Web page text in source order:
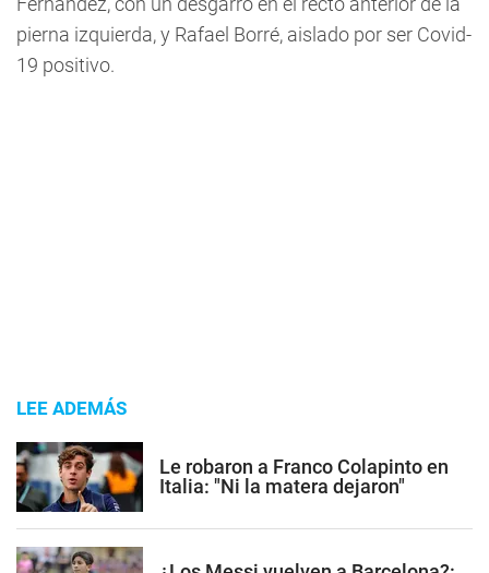
pierna izquierda, y Rafael Borré, aislado por ser Covid-
19 positivo.
LEE ADEMÁS
Le robaron a Franco Colapinto en
Italia: "Ni la matera dejaron"